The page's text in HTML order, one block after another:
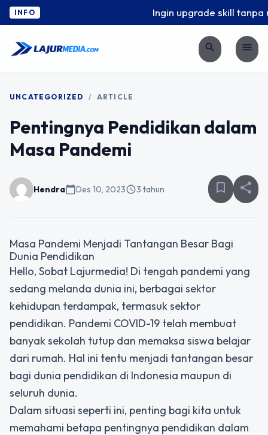
INFO Ingin upgrade skill tanpa
search menu
UNCATEGORIZED / ARTICLE
Pentingnya Pendidikan dalam
Masa Pandemi
Hendracalendar_todayDes 10, 2023schedule3 tahun bookmark_border share
Masa Pandemi Menjadi Tantangan Besar Bagi
Dunia Pendidikan
Hello, Sobat Lajurmedia! Di tengah pandemi yang
sedang melanda dunia ini, berbagai sektor
kehidupan terdampak, termasuk sektor
pendidikan. Pandemi COVID-19 telah membuat
banyak sekolah tutup dan memaksa siswa belajar
dari rumah. Hal ini tentu menjadi tantangan besar
bagi dunia pendidikan di Indonesia maupun di
seluruh dunia.
Dalam situasi seperti ini, penting bagi kita untuk
memahami betapa pentingnya pendidikan dalam